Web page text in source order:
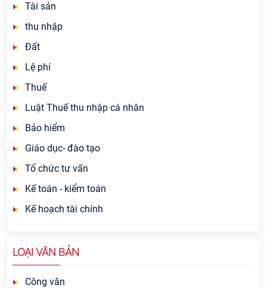
Tài sản
thu nhập
Đất
Lệ phí
Thuế
Luật Thuế thu nhập cá nhân
Bảo hiểm
Giáo dục- đào tạo
Tổ chức tư vấn
Kế toán - kiểm toán
Kế hoạch tài chính
LOẠI VĂN BẢN
Công văn